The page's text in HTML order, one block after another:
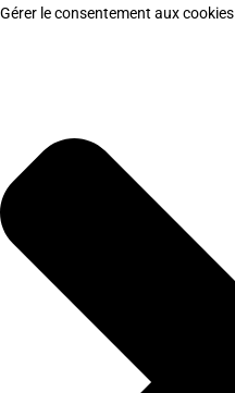
Gérer le consentement aux cookies